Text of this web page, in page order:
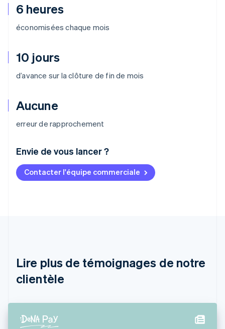
6 heures
économisées chaque mois
10 jours
d’avance sur la clôture de fin de mois
Aucune
erreur de rapprochement
Envie de vous lancer ?
Contacter l'équipe commerciale
Lire plus de témoignages de notre
clientèle
Allemagne
Brésil
PortuguêsEnglish
Bulgarie
Chine continentale
简体中文English